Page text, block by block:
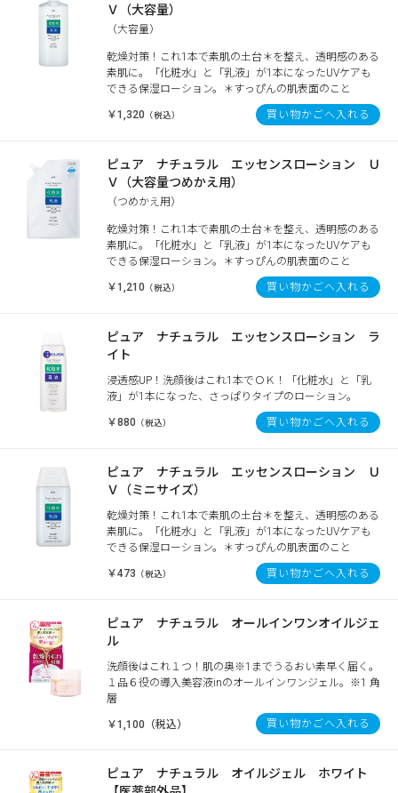
Ｖ（大容量）
（大容量）
乾燥対策！これ1本で素肌の土台＊を整え、透明感のある
素肌に。「化粧水」と「乳液」が1本になったUVケアも
できる保湿ローション。＊すっぴんの肌表面のこと
￥1,320 （税込） 買い物かごへ入れる
ピュア ナチュラル エッセンスローション Ｕ
Ｖ（大容量つめかえ用）
（つめかえ用）
乾燥対策！これ1本で素肌の土台＊を整え、透明感のある
素肌に。「化粧水」と「乳液」が1本になったUVケアも
できる保湿ローション。＊すっぴんの肌表面のこと
￥1,210 （税込） 買い物かごへ入れる
ピュア ナチュラル エッセンスローション ラ
イト
浸透感UP！洗顔後はこれ1本でＯＫ！「化粧水」と「乳
液」が1本になった、さっぱりタイプのローション。
￥880 （税込） 買い物かごへ入れる
ピュア ナチュラル エッセンスローション Ｕ
Ｖ（ミニサイズ）
乾燥対策！これ1本で素肌の土台＊を整え、透明感のある
素肌に。「化粧水」と「乳液」が1本になったUVケアも
できる保湿ローション。＊すっぴんの肌表面のこと
￥473 （税込） 買い物かごへ入れる
ピュア ナチュラル オールインワンオイルジェ
ル
洗顔後はこれ１つ！肌の奥※1までうるおい素早く届く。
１品６役の導入美容液inのオールインワンジェル。※1 角
層
￥1,100（税込） 買い物かごへ入れる
ピュア ナチュラル オイルジェル ホワイト